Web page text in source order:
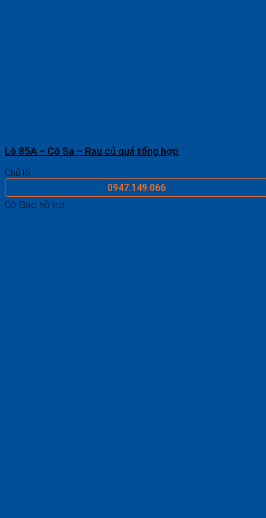
Lô 85A – Cô Sa – Rau củ quả tổng hợp
Chủ lô:
0947.149.066
Cô Gạo hỗ trợ: